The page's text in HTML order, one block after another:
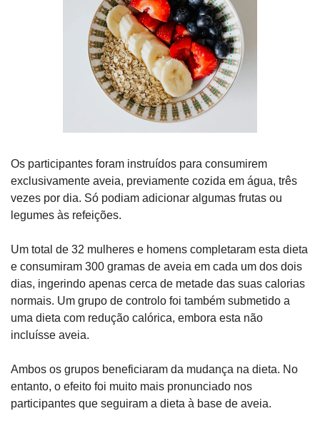
Os participantes foram instruídos para consumirem
exclusivamente aveia, previamente cozida em água, três
vezes por dia. Só podiam adicionar algumas frutas ou
legumes às refeições.
Um total de 32 mulheres e homens completaram esta dieta
e consumiram 300 gramas de aveia em cada um dos dois
dias, ingerindo apenas cerca de metade das suas calorias
normais. Um grupo de controlo foi também submetido a
uma dieta com redução calórica, embora esta não
incluísse aveia.
Ambos os grupos beneficiaram da mudança na dieta. No
entanto, o efeito foi muito mais pronunciado nos
participantes que seguiram a dieta à base de aveia.